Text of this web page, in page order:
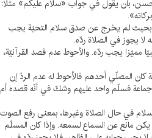
بأن يقول في جواب «سلام عليكم» مثلا:
بحيث لم يخرج عن صدق سلام التحيّة يجب
يجوز في الصلاة ردّه.
مميّزا يجب ردّه. والأحوط عدم قصد القرآنيّة،
المصلّي أحدهم فالأحوط له عدم الردّ إن
جماعة فسلّم واحد عليهم وشكّ في أنّه قصده أم
في حال الصلاة وغيرها، بمعنى رفع الصوت
مانع عن السماع لسمعه. وإذا كان المسلّم